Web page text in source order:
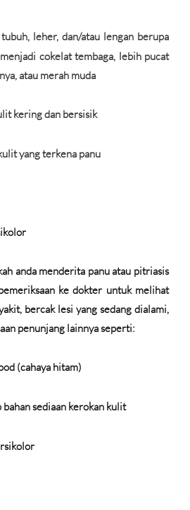
leher, dan/atau lengan berupa
cokelat tembaga, lebih pucat
atau merah muda
kering dan bersisik
yang terkena panu
anda menderita panu atau pitriasis
ke dokter untuk melihat
bercak lesi yang sedang dialami,
penunjang lainnya seperti:
(cahaya hitam)
sediaan kerokan kulit